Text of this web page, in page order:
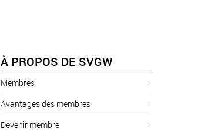
À PROPOS DE SVGW
Membres
Avantages des membres
Devenir membre